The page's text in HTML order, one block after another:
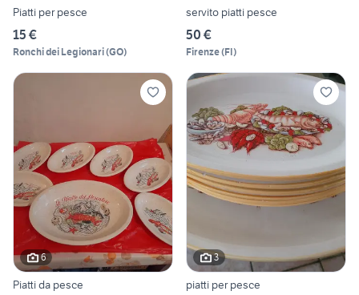
Piatti per pesce
15 €
Ronchi dei Legionari(GO)
servito piatti pesce
50 €
Firenze(FI)
6
Piatti da pesce
3
piatti per pesce